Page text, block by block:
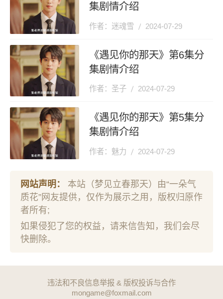
集剧情介绍
作者：迷魂雪 2024-07-29
《遇见你的那天》第6集分
集剧情介绍
作者：圣子 2024-07-29
《遇见你的那天》第5集分
集剧情介绍
作者：魅力 2024-07-29
网站声明：
本站（梦见立春那天）由“一朵气
质花”网友提供，仅作为展示之用，版权归原作
者所有;
如果侵犯了您的权益，请来信告知，我们会尽
快删除。
违法和不良信息举报 & 版权投诉与合作
mongame@foxmail.com